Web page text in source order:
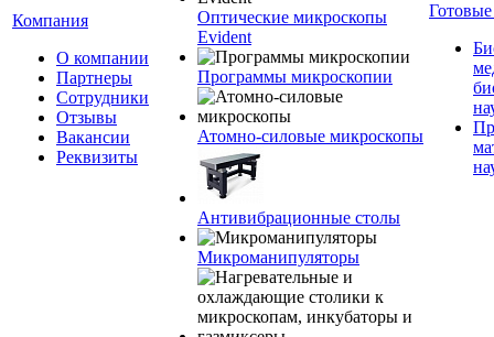
Компания
О компании
Партнеры
Сотрудники
Отзывы
Вакансии
Реквизиты
Оптические микроскопы
Evident
Программы микроскопии
Атомно-силовые микроскопы
Антивибрационные столы
Микроманипуляторы